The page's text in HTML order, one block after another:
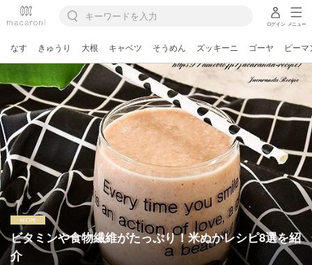
ログイン メニュー
なす きゅうり 大根 キャベツ そうめん ズッキーニ ゴーヤ ピーマ
ビタミンや食物繊維がたっぷり！米ぬかレシピ8選を紹
介